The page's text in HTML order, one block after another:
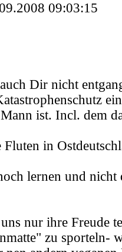
09:03:15
Dir nicht
ist. Incl. dem
in
lernen und nicht
nur ihre Freude
zu sporteln-